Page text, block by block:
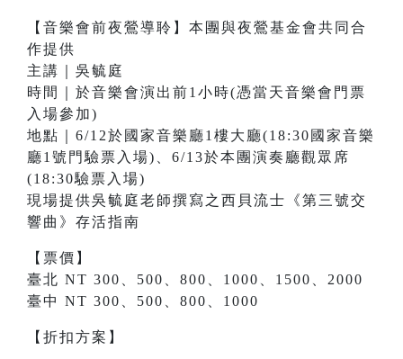
【音樂會前夜鶯導聆】本團與夜鶯基金會共同合
作提供
主講｜吳毓庭
時間｜於音樂會演出前1小時(憑當天音樂會門票
入場參加)
地點｜6/12於國家音樂廳1樓大廳(18:30國家音樂
廳1號門驗票入場)、6/13於本團演奏廳觀眾席
(18:30驗票入場)
現場提供吳毓庭老師撰寫之 西貝流士 《第三號交
響曲 》存活指南
【票價】
臺北 NT 300、500、800、1000、1500、2000
臺中 NT 300、500、800、1000
【折扣方案】